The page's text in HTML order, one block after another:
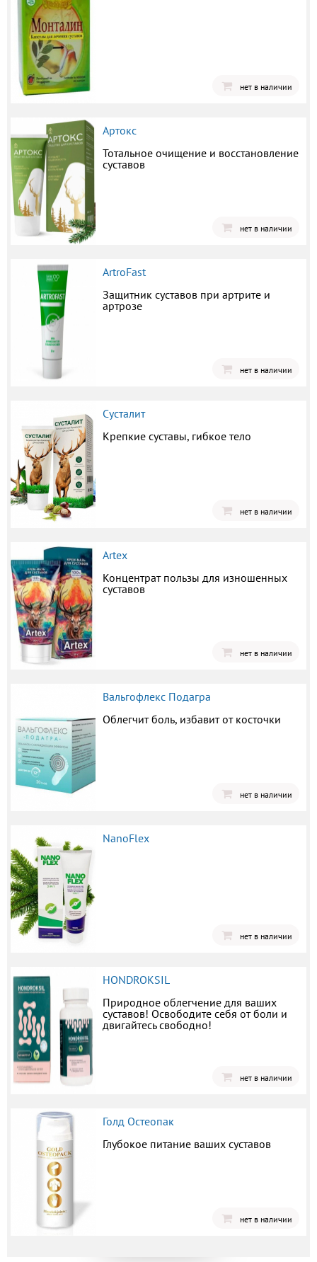
нет в наличии
Артокс
Тотальное очищение и восстановление
суставов
нет в наличии
ArtroFast
Защитник суставов при артрите и
артрозе
нет в наличии
Сусталит
Крепкие суставы, гибкое тело
нет в наличии
Artex
Концентрат пользы для изношенных
суставов
нет в наличии
Вальгофлекс Подагра
Облегчит боль, избавит от косточки
нет в наличии
NanoFlex
нет в наличии
HONDROKSIL
Природное облегчение для ваших
суставов! Освободите себя от боли и
двигайтесь свободно!
нет в наличии
Голд Остеопак
Глубокое питание ваших суставов
нет в наличии